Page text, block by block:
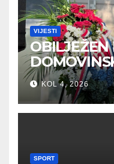
VIJESTI
OBILJEŽEN
U SVETOJ
KOL 4, 2026
SPORT